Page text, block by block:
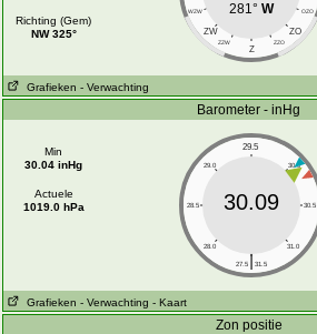
Richting (Gem)
NW 325°
WZW OZO
ZW ZO
ZZW ZZO
Z
281° W
Grafieken - Verwachting
Barometer - inHg
Min
30.04 inHg
Actuele
1019.0 hPa
29.5
29.0 30.0
28.5 30.5
28.0 31.0
|
27.5 31.5
30.09
Grafieken - Verwachting - Kaart
Zon positie